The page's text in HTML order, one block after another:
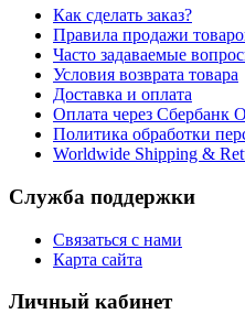
Как сделать заказ?
Правила продажи
Часто задаваемые
Условия возврата товара
Доставка и оплата
Оплата через Сбербанк
Политика обработки
Worldwide Shipping &
Служба поддержки
Связаться с нами
Карта сайта
Личный кабинет